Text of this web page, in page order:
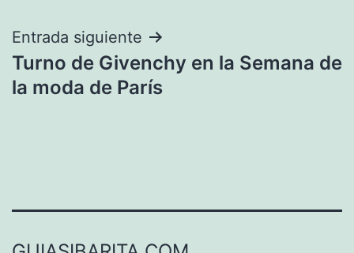
Entrada siguiente
Turno de Givenchy en la Semana de
la moda de París